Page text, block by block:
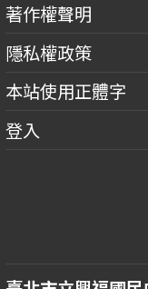
著作權聲明
隱私權政策
本站使用正體字
登入